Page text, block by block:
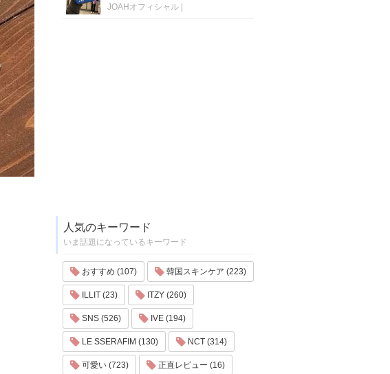
JOAHオフィシャル|
人気のキーワード
いま話題になっているキーワード
おすすめ (107) 韓国スキンケア (223)
ILLIT (23) ITZY (260)
SNS (526) IVE (194)
LE SSERAFIM (130) NCT (314)
可愛い (723) 正直レビュー (16)